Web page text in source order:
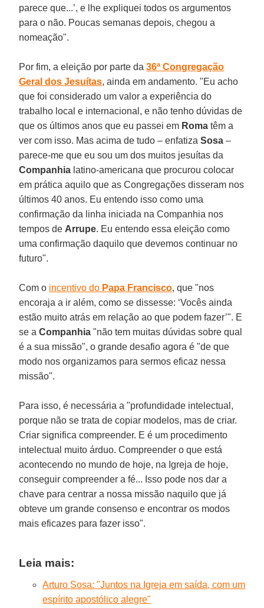
parece que...’, e lhe expliquei todos os argumentos
para o não. Poucas semanas depois, chegou a
nomeação".
Por fim, a eleição por parte da36ª Congregação
Geral dos Jesuítas, ainda em andamento. "Eu acho
que foi considerado um valor a experiência do
trabalho local e internacional, e não tenho dúvidas de
que os últimos anos que eu passei em Roma têm a
ver com isso. Mas acima de tudo – enfatizaSosa –
parece-me que eu sou um dos muitos jesuítas da
Companhia latino-americana que procurou colocar
em prática aquilo que as Congregações disseram nos
últimos 40 anos. Eu entendo isso como uma
confirmação da linha iniciada na Companhia nos
tempos de Arrupe. Eu entendo essa eleição como
uma confirmação daquilo que devemos continuar no
futuro".
Com o incentivo do Papa Francisco, que "nos
encoraja a ir além, como se dissesse: ‘Vocês ainda
estão muito atrás em relação ao que podem fazer’". E
se aCompanhia "não tem muitas dúvidas sobre qual
é a sua missão", o grande desafio agora é "de que
modo nos organizamos para sermos eficaz nessa
missão".
Para isso, é necessária a "profundidade intelectual,
porque não se trata de copiar modelos, mas de criar.
Criar significa compreender. E é um procedimento
intelectual muito árduo. Compreender o que está
acontecendo no mundo de hoje, na Igreja de hoje,
conseguir compreender a fé... Isso pode nos dar a
chave para centrar a nossa missão naquilo que já
obteve um grande consenso e encontrar os modos
mais eficazes para fazer isso".
Leia mais:
Arturo Sosa: "Juntos na Igreja em saída, com um
espírito apostólico alegre"